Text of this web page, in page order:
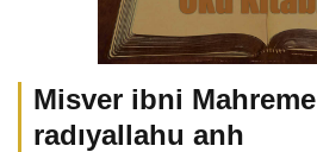
Misver ibni Mahreme
radıyallahu anh